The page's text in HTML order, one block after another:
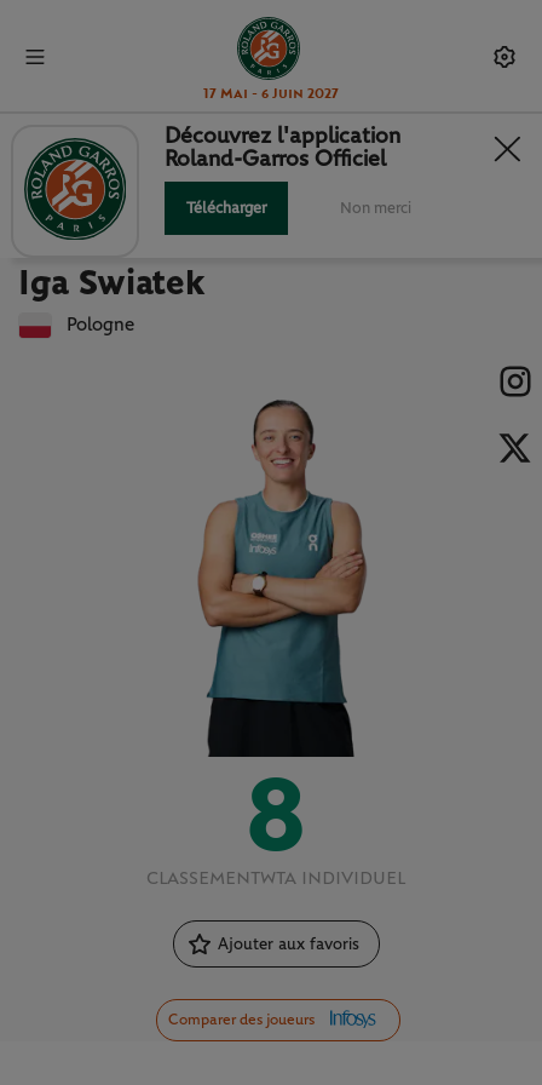
17 Mai - 6 Juin 2027
Retour à la liste des joueuses et joueurs
IGA SWIATEK : FICHE JOUEUSE
Iga Swiatek
Pologne
8
CLASSEMENTWTA INDIVIDUEL
Ajouter aux favoris
Comparer des joueurs
Découvrez l'application
Roland-Garros Officiel
Télécharger Non merci